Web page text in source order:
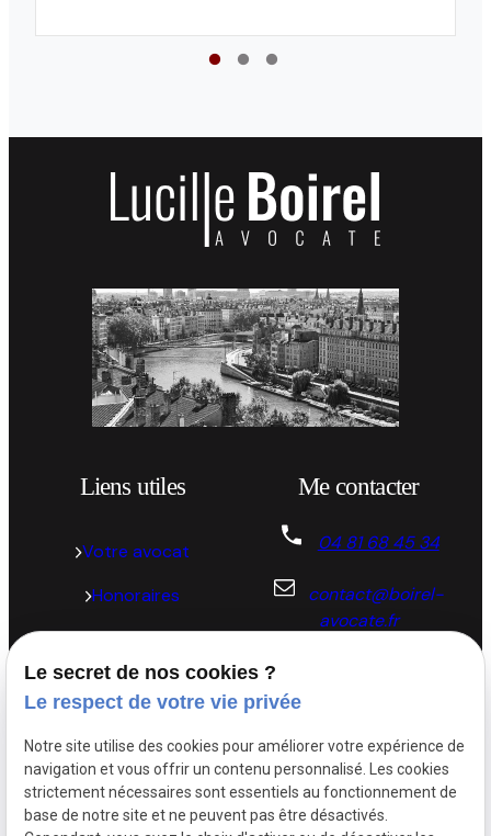
Liens utiles
Votre avocat
Honoraires
Actualités
Contact
Plan du site
Mentions légales
Me contacter
04 81 68 45 34
contact@boirel-
avocate.fr
république 69002 LYON
Le secret de nos cookies ?
Le respect de votre vie privée
Notre site utilise des cookies pour améliorer votre expérience de
navigation et vous offrir un contenu personnalisé. Les cookies
strictement nécessaires sont essentiels au fonctionnement de
base de notre site et ne peuvent pas être désactivés.